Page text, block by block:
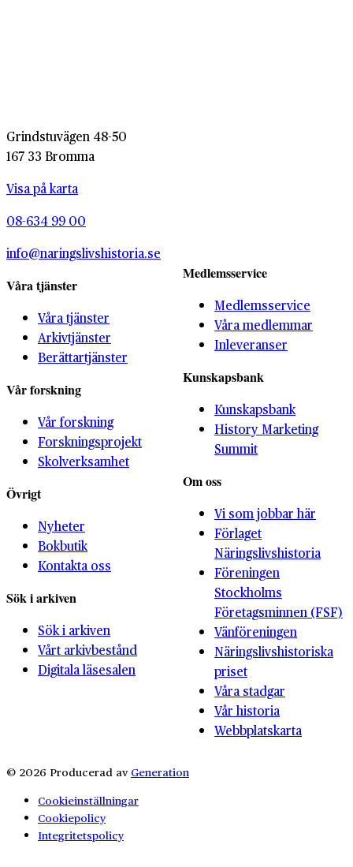
Grindstuvägen 48-50
167 33 Bromma
Visa på karta
08-634 99 00
info@naringslivshistoria.se
Våra tjänster
Våra tjänster
Arkivtjänster
Berättartjänster
Vår forskning
Vår forskning
Forskningsprojekt
Skolverksamhet
Övrigt
Nyheter
Bokbutik
Kontakta oss
Sök i arkiven
Sök i arkiven
Vårt arkivbestånd
Digitala läsesalen
Medlemsservice
Medlemsservice
Våra medlemmar
Inleveranser
Kunskapsbank
Kunskapsbank
History Marketing
Summit
Om oss
Vi som jobbar här
Förlaget
Näringslivshistoria
Föreningen
Stockholms
Företagsminnen (FSF)
Vänföreningen
Näringslivshistoriska
priset
Våra stadgar
Vår historia
Webbplatskarta
© 2026 Producerad av Generation
Cookieinställningar
Cookiepolicy
Integritetspolicy